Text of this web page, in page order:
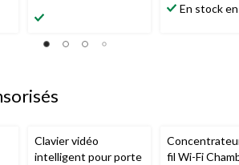
En stock
Clavier vidéo
intelligent pour porte
fil Wi-Fi